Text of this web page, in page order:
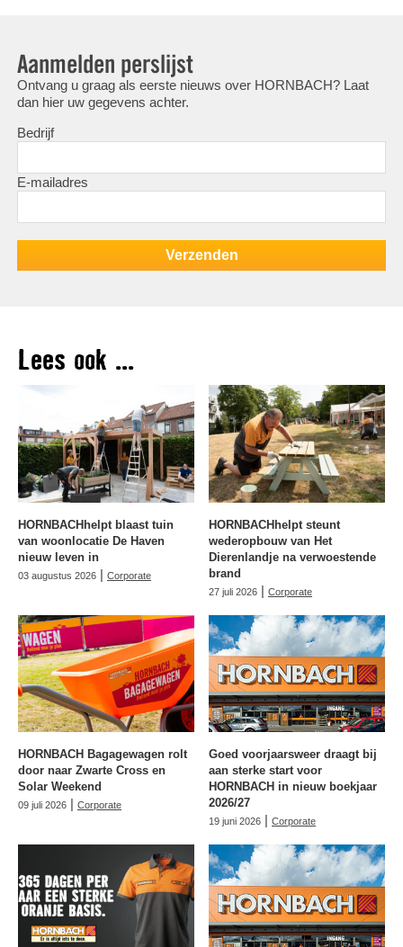
Aanmelden perslijst
Ontvang u graag als eerste nieuws over HORNBACH? Laat
dan hier uw gegevens achter.
Bedrijf
E-mailadres
Lees ook ...
HORNBACHhelpt blaast tuin
van woonlocatie De Haven
nieuw leven in
03 augustus 2026 | Corporate
HORNBACHhelpt steunt
wederopbouw van Het
Dierenlandje na verwoestende
brand
27 juli 2026 | Corporate
HORNBACH Bagagewagen rolt
door naar Zwarte Cross en
Solar Weekend
09 juli 2026 Corporate
Goed voorjaarsweer draagt bij
aan sterke start voor
HORNBACH in nieuw boekjaar
2026/27
19 juni 2026 Corporate